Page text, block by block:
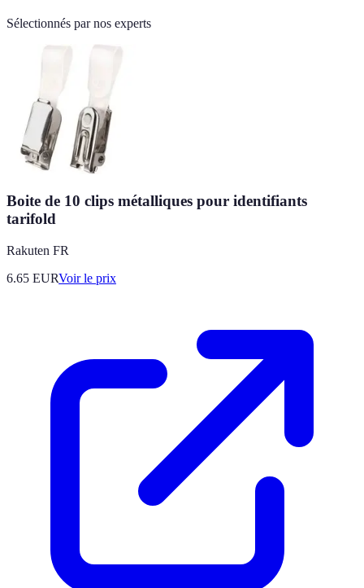
Sélectionnés par nos experts
Boite de 10 clips métalliques pour identifiants
tarifold
Rakuten FR
6.65 EURVoir le prix